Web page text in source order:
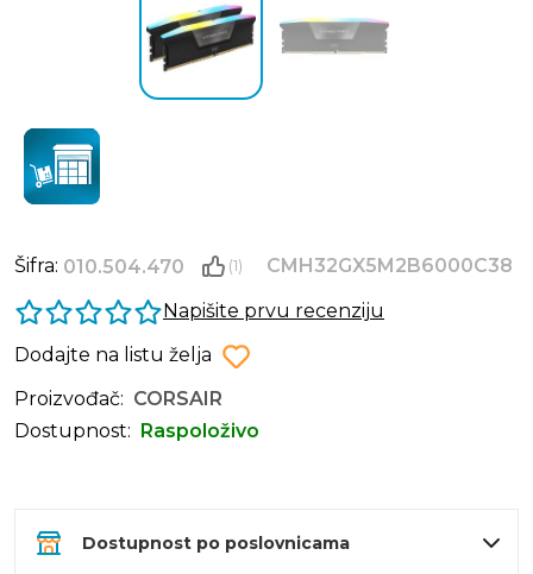
Šifra: 010.504.470 (1)
CMH32GX5M2B6000C38
Napišite prvu recenziju
Dodajte na listu želja
Proizvođač: CORSAIR
Dostupnost:
Raspoloživo
Dostupnost po poslovnicama